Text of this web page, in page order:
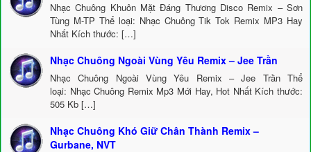
Nhạc Chuông Khuôn Mặt Đáng Thương Disco Remix – Sơn
Tùng M-TP Thể loại: Nhạc Chuông Tik Tok Remix MP3 Hay
Nhất Kích thước: […]
Nhạc Chuông Ngoài Vùng Yêu Remix – Jee Trần
Nhạc Chuông Ngoài Vùng Yêu Remix – Jee Trần Thể
loại: Nhạc Chuông Remix Mp3 Mới Hay, Hot Nhất Kích thước:
505 Kb […]
Nhạc Chuông Khó Giữ Chân Thành Remix –
Gurbane, NVT